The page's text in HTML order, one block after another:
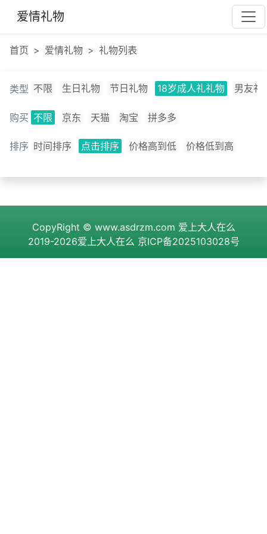
爱情礼物
首页 爱情礼物 礼物列表
类型 不限 生日礼物 节日礼物 18岁成人礼礼物 男友礼
购买 不限 京东 天猫 淘宝 拼多多
排序 时间排序 点击排序 价格高到低 价格低到高
CopyRight © www.asdrzm.com 爱上大人在么
2019-2026爱上大人在么 京ICP备2025103028号